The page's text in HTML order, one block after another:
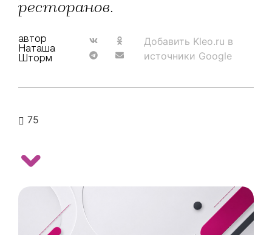
ресторанов.
автор
Наташа
Шторм
Добавить Kleo.ru в
источники Google
75